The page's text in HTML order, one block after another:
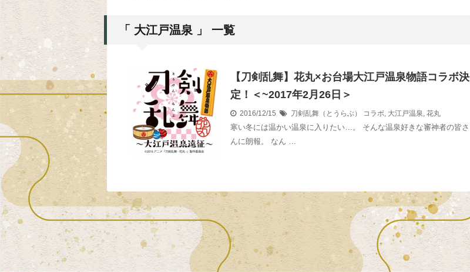
「 大江戸温泉 」 一覧
【刀剣乱舞】花丸×お台場大江戸温泉物語コラボ決
定！＜~2017年2月26日＞
2016/12/15 刀剣乱舞（とうらぶ） コラボ, 大江戸温泉, 花丸
寒い冬には温かい温泉に入りたい…。 そんな温泉好きな審神者の皆さ
んに朗報。 なん …